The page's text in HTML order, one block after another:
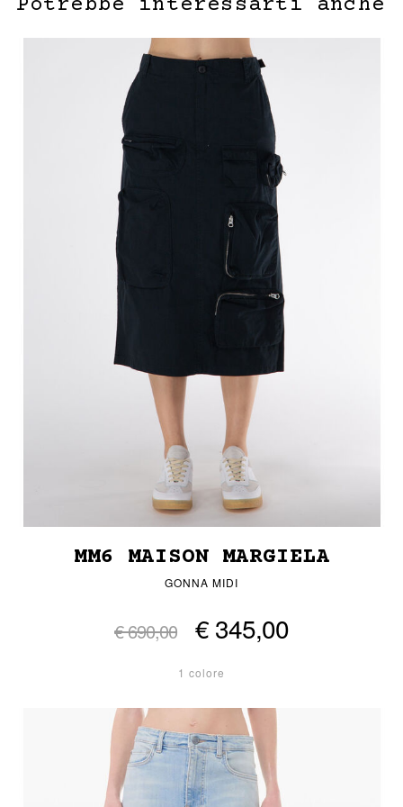
MM6 MAISON MARGIELA
GONNA MIDI
€ 690,00 € 345,00
1 colore